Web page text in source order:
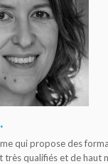
qui propose des
qualifiés et de haut